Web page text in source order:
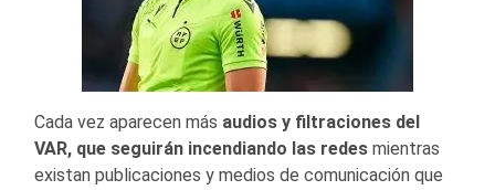
Cada vez aparecen más audios y filtraciones del
VAR, que seguirán incendiando las redes mientras
existan publicaciones y medios de comunicación que